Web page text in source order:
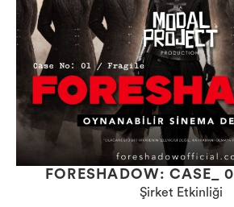
FORESHADOW: CASE_
Şirket Etkinliği